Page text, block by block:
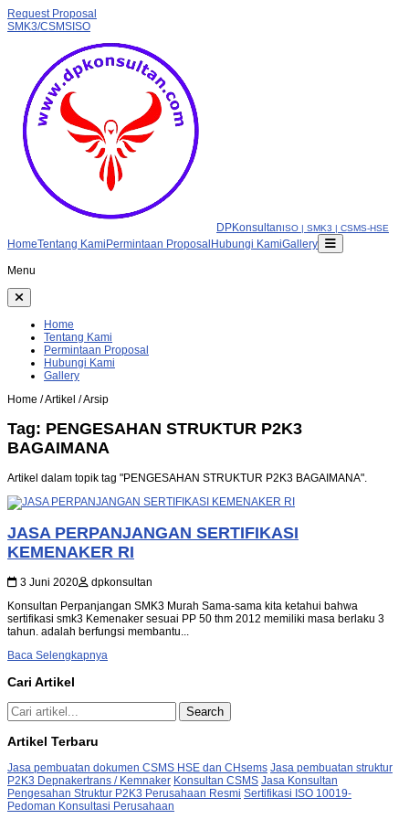
Request Proposal
SMK3/CSMS ISO
DPKonsultanISO | SMK3 | CSMS-HSE
HomeTentang Kami Permintaan Proposal Hubungi KamiGallery
Menu
Home
Tentang Kami
Permintaan Proposal
Hubungi Kami
Gallery
Home / Artikel / Arsip
Tag: PENGESAHAN STRUKTUR P2K3
BAGAIMANA
Artikel dalam topik tag "PENGESAHAN STRUKTUR P2K3 BAGAIMANA".
JASA PERPANJANGAN SERTIFIKASI
KEMENAKER RI
3 Juni 2020
dpkonsultan
Konsultan Perpanjangan SMK3 Murah Sama-sama kita ketahui bahwa
sertifikasi smk3 Kemenaker sesuai PP 50 thm 2012 memiliki masa berlaku 3
tahun. adalah berfungsi membantu...
Baca Selengkapnya
Cari Artikel
Search
Artikel Terbaru
Jasa pembuatan dokumen CSMS HSE dan CHsems Jasa pembuatan struktur
P2K3 Depnakertrans / Kemnaker Konsultan CSMS Jasa Konsultan
Pengesahan Struktur P2K3 Perusahaan Resmi Sertifikasi ISO 10019-
Pedoman Konsultasi Perusahaan